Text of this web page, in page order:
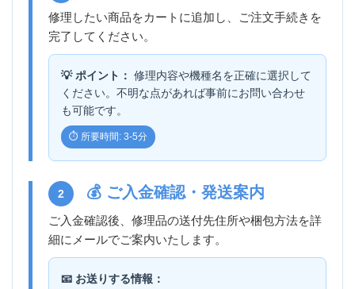
修理したい商品をカートに追加し、ご注文手続きを
完了してください。
💡 ポイント： 修理内容や機種名を正確に選択して
ください。不明な点があれば事前にお問い合わせ
も可能です。
⏱️ 所要時間: 3-5分
2 💰 ご入金確認・発送案内
ご入金確認後、修理品の送付先住所や梱包方法を詳
細にメールでご案内いたします。
📧 お送りする情報：